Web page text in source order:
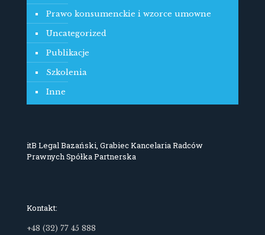
Prawo konsumenckie i wzorce umowne
Uncategorized
Publikacje
Szkolenia
Inne
itB Legal Bazański, Grabiec Kancelaria Radców
Prawnych Spółka Partnerska
Kontakt:
+48 (32) 77 45 888